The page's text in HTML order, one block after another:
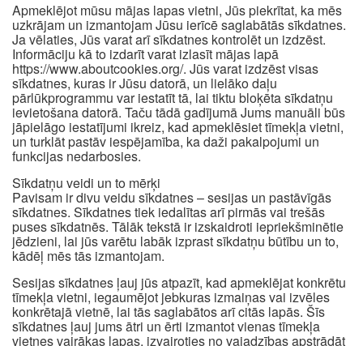
Apmeklējot mūsu mājas lapas vietni, Jūs piekrītat, ka mēs
uzkrājam un izmantojam Jūsu ierīcē saglabātās sīkdatnes.
Ja vēlaties, Jūs varat arī sīkdatnes kontrolēt un izdzēst.
Informāciju kā to izdarīt varat izlasīt mājas lapā
https://www.aboutcookies.org/. Jūs varat izdzēst visas
sīkdatnes, kuras ir Jūsu datorā, un lielāko daļu
pārlūkprogrammu var iestatīt tā, lai tiktu bloķēta sīkdatņu
ievietošana datorā. Taču tādā gadījumā Jums manuāli būs
jāpielāgo iestatījumi ikreiz, kad apmeklēsiet tīmekļa vietni,
un turklāt pastāv iespējamība, ka daži pakalpojumi un
funkcijas nedarbosies.
Sīkdatņu veidi un to mērķi
Pavisam ir divu veidu sīkdatnes – sesijas un pastāvīgās
sīkdatnes. Sīkdatnes tiek iedalītas arī pirmās vai trešās
puses sīkdatnēs. Tālāk tekstā ir izskaidroti iepriekšminētie
jēdzieni, lai jūs varētu labāk izprast sīkdatņu būtību un to,
kādēļ mēs tās izmantojam.
Sesijas sīkdatnes ļauj jūs atpazīt, kad apmeklējat konkrētu
tīmekļa vietni, iegaumējot jebkuras izmaiņas vai izvēles
konkrētajā vietnē, lai tās saglabātos arī citās lapās. Šīs
sīkdatnes ļauj jums ātri un ērti izmantot vienas tīmekļa
vietnes vairākas lapas, izvairoties no vajadzības apstrādāt